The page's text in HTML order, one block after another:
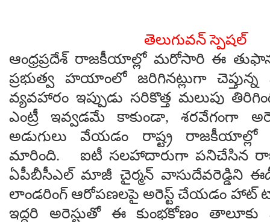
తెలుగువన్ స్పెషల్
ఆంధ్రప్రదేశ్ రాజకీయాల్లో మరోసారి ఈ
ప్రభుత్వ హయాంలో జరిగినట్లుగా చెప్తున్న
వ్యవహారం ఇప్పుడు సరికొత్త మలుపు
ఎంట్రీ ఇవ్వడమే కాకుండా, శరవేగంగా
అడుగులు వేయడం రాష్ట్ర రాజకీయాల్లో
మారింది. ఐటీ సలహాదారుగా పనిచేసిన రాజ్
ఏపీబీసీఎల్ మాజీ చైర్మన్ వాసుదేవరెడ్డిని
లాండరింగ్ ఆరోపణలపై అరెస్ట్ చేయడం
ఇద్దరి అరెస్టుతో ఈ కుంభకోణం